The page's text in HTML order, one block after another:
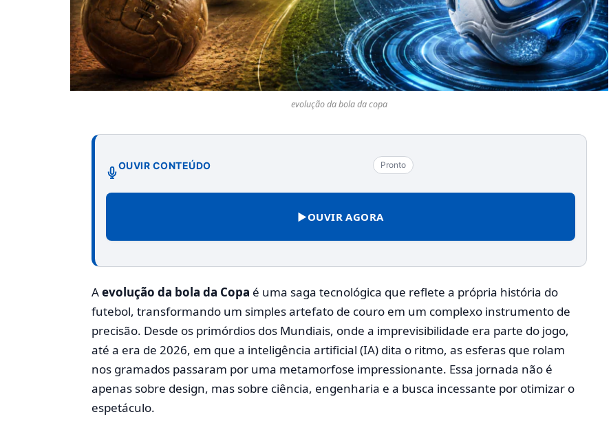
evolução da bola da copa
OUVIR CONTEÚDO Pronto
▶OUVIR AGORA
Aevolução da bola da Copa é uma saga tecnológica que reflete a própria história do
futebol, transformando um simples artefato de couro em um complexo instrumento de
precisão. Desde os primórdios dos Mundiais, onde a imprevisibilidade era parte do jogo,
até a era de 2026, em que a inteligência artificial (IA) dita o ritmo, as esferas que rolam
nos gramados passaram por uma metamorfose impressionante. Essa jornada não é
apenas sobre design, mas sobre ciência, engenharia e a busca incessante por otimizar o
espetáculo.